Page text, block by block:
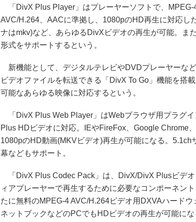
「DivX Plus Player」はプレーヤーソフトで、MPEG-
AVC/H.264、AACに準拠し、1080pのHD再生に対応し
ナはmkv)など、あらゆるDivXビデオの再生が可能。ま
形式をサポートするという。
新機能として、デジタルテレビやDVDプレーヤーな
ビデオファイルを転送できる「DivX To Go」機能を搭
可能なあらゆる映像に対応するという。
「DivX Plus Web Player」はWebブラウザ用プラグ
Plus HDビデオに対応。IEやFireFox、Google Chrome
1080pのHD動画(MKVビデオ)再生が可能になる。5.1ch
幕などもサポート。
「DivX Plus Codec Pack」は、DivX/DivX Plusビデ
ィアプレーヤーで再生するために必要なコンポーネン
たに無料のMPEG-4 AVC/H.264ビデオ用DXVAハードウ
ネットブックなどのPCでもHDビデオの再生が可能にな